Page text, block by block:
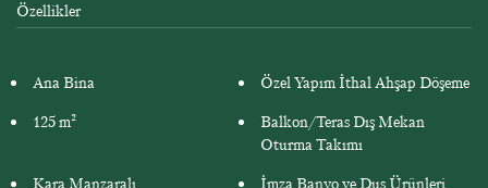
Özellikler
Ana Bina
Özel Yapım İthal Ahşap Döşeme
125 m²
Balkon/Teras Dış Mekan
Oturma Takımı